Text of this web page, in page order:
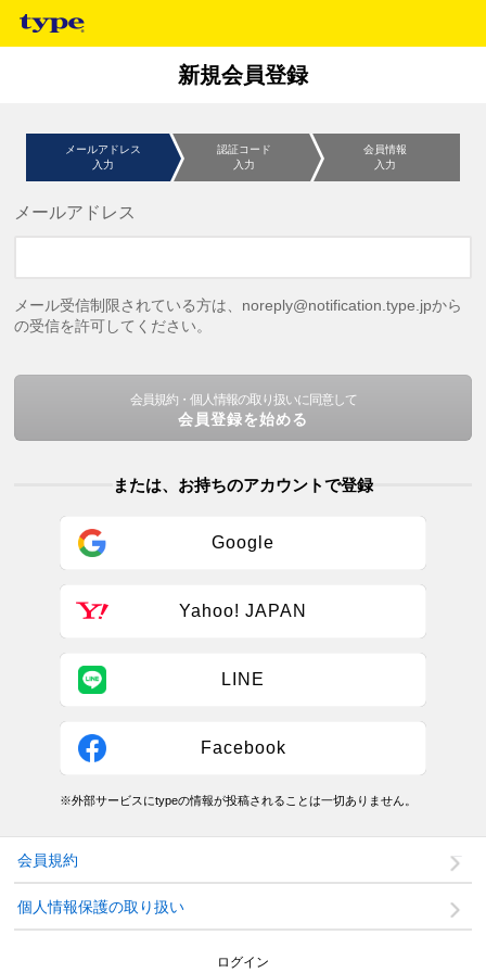
新規会員登録
メールアドレス
入力
認証コード
入力
会員情報
入力
メールアドレス
メール受信制限されている方は、noreply@notification.type.jpから
の受信を許可してください。
会員規約・個人情報の取り扱いに同意して
会員登録を始める
または、お持ちのアカウントで登録
Google
Yahoo! JAPAN
LINE
Facebook
※外部サービスにtypeの情報が投稿されることは一切ありません。
会員規約
個人情報保護の取り扱い
ログイン